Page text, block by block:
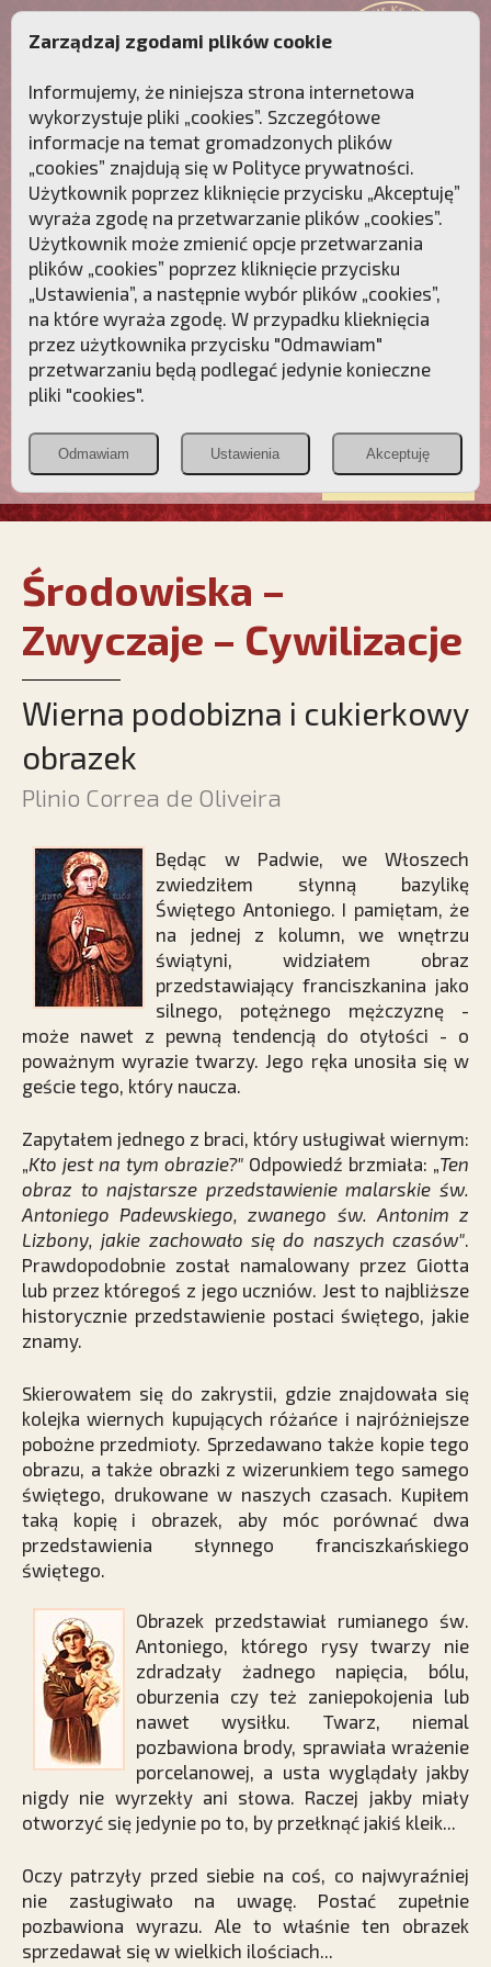
Przebudźmy sumienia Polaków!
Polonia
Christiana
PCh24.pl
Przymierze
POZNAJ APOSTOLAT FATIMY WESPRZYJ
NAS
Środowiska –
Zwyczaje – Cywilizacje
Wierna podobizna i cukierkowy
obrazek
Plinio Correa de Oliveira
Będąc w Padwie, we Włoszech
zwiedziłem słynną bazylikę
Świętego Antoniego. I pamiętam, że
na jednej z kolumn, we wnętrzu
świątyni, widziałem obraz
przedstawiający franciszkanina jako
silnego, potężnego mężczyznę -
może nawet z pewną tendencją do otyłości - o
poważnym wyrazie twarzy. Jego ręka unosiła się w
geście tego, który naucza.
Zapytałem jednego z braci, który usługiwał wiernym:
„Kto jest na tym obrazie?" Odpowiedź brzmiała: „Ten
obraz to najstarsze przedstawienie malarskie św.
Antoniego Padewskiego, zwanego św. Antonim z
Lizbony, jakie zachowało się do naszych czasów".
Prawdopodobnie został namalowany przez Giotta
lub przez któregoś z jego uczniów. Jest to najbliższe
historycznie przedstawienie postaci świętego, jakie
znamy.
Skierowałem się do zakrystii, gdzie znajdowała się
kolejka wiernych kupujących różańce i najróżniejsze
pobożne przedmioty. Sprzedawano także kopie tego
obrazu, a także obrazki z wizerunkiem tego samego
świętego, drukowane w naszych czasach. Kupiłem
taką kopię i obrazek, aby móc porównać dwa
przedstawienia słynnego franciszkańskiego
świętego.
Obrazek przedstawiał rumianego św.
Antoniego, którego rysy twarzy nie
zdradzały żadnego napięcia, bólu,
oburzenia czy też zaniepokojenia lub
nawet wysiłku. Twarz, niemal
pozbawiona brody, sprawiała wrażenie
porcelanowej, a usta wyglądały jakby
nigdy nie wyrzekły ani słowa. Raczej jakby miały
otworzyć się jedynie po to, by przełknąć jakiś kleik...
Oczy patrzyły przed siebie na coś, co najwyraźniej
nie zasługiwało na uwagę. Postać zupełnie
pozbawiona wyrazu. Ale to właśnie ten obrazek
sprzedawał się w wielkich ilościach...
Zarządzaj zgodami plików cookie
Informujemy, że niniejsza strona internetowa
wykorzystuje pliki „cookies”. Szczegółowe
informacje na temat gromadzonych plików
„cookies” znajdują się w Polityce prywatności.
Użytkownik poprzez kliknięcie przycisku „Akceptuję”
wyraża zgodę na przetwarzanie plików „cookies”.
Użytkownik może zmienić opcje przetwarzania
plików „cookies” poprzez kliknięcie przycisku
„Ustawienia”, a następnie wybór plików „cookies”,
na które wyraża zgodę. W przypadku klieknięcia
przez użytkownika przycisku "Odmawiam"
przetwarzaniu będą podlegać jedynie konieczne
pliki "cookies".
Odmawiam Ustawienia Akceptuję